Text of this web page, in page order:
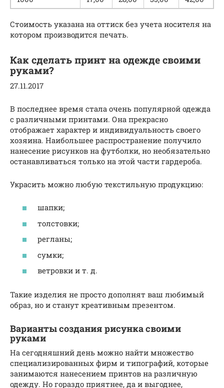
Стоимость указана на оттиск без учета носителя на
котором производится печать.
Как сделать принт на одежде своими
руками?
27.11.2017
В последнее время стала очень популярной одежда
с различными принтами. Она прекрасно
отображает характер и индивидуальность своего
хозяина. Наибольшее распространение получило
нанесение рисунков на футболки, но необязательно
останавливаться только на этой части гардероба.
Украсить можно любую текстильную продукцию:
шапки;
толстовки;
регланы;
сумки;
ветровки и т. д.
Такие изделия не просто дополнят ваш любимый
образ, но и станут креативным презентом.
Варианты создания рисунка своими
руками
На сегодняшний день можно найти множество
специализированных фирм и типографий, которые
занимаются нанесением принтов на различную
одежду. Но гораздо приятнее, да и выгоднее,